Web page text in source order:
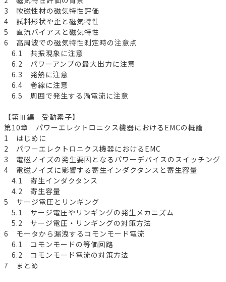
3 軟磁性材の磁気特性評価
4 試料形状や歪と磁気特性
5 直流バイアスと磁気特性
6 高周波での磁気特性測定時の注意点
6.1 共振現象に注意
6.2 パワーアンプの最大出力に注意
6.3 発熱に注意
6.4 巻線に注意
6.5 周囲で発生する渦電流に注意
【第Ⅲ編 受動素子】
第10章 パワーエレクトロニクス機器におけるEMCの概論
1 はじめに
2 パワーエレクトロニクス機器におけるEMC
3 電磁ノイズの発生要因となるパワーデバイスのスイッチング
4 電磁ノイズに影響する寄生インダクタンスと寄生容量
4.1 寄生インダクタンス
4.2 寄生容量
5 サージ電圧とリンギング
5.1 サージ電圧やリンギングの発生メカニズム
5.2 サージ電圧・リンギングの対策方法
6 モータから漏洩するコモンモード電流
6.1 コモンモードの等価回路
6.2 コモンモード電流の対策方法
7 まとめ